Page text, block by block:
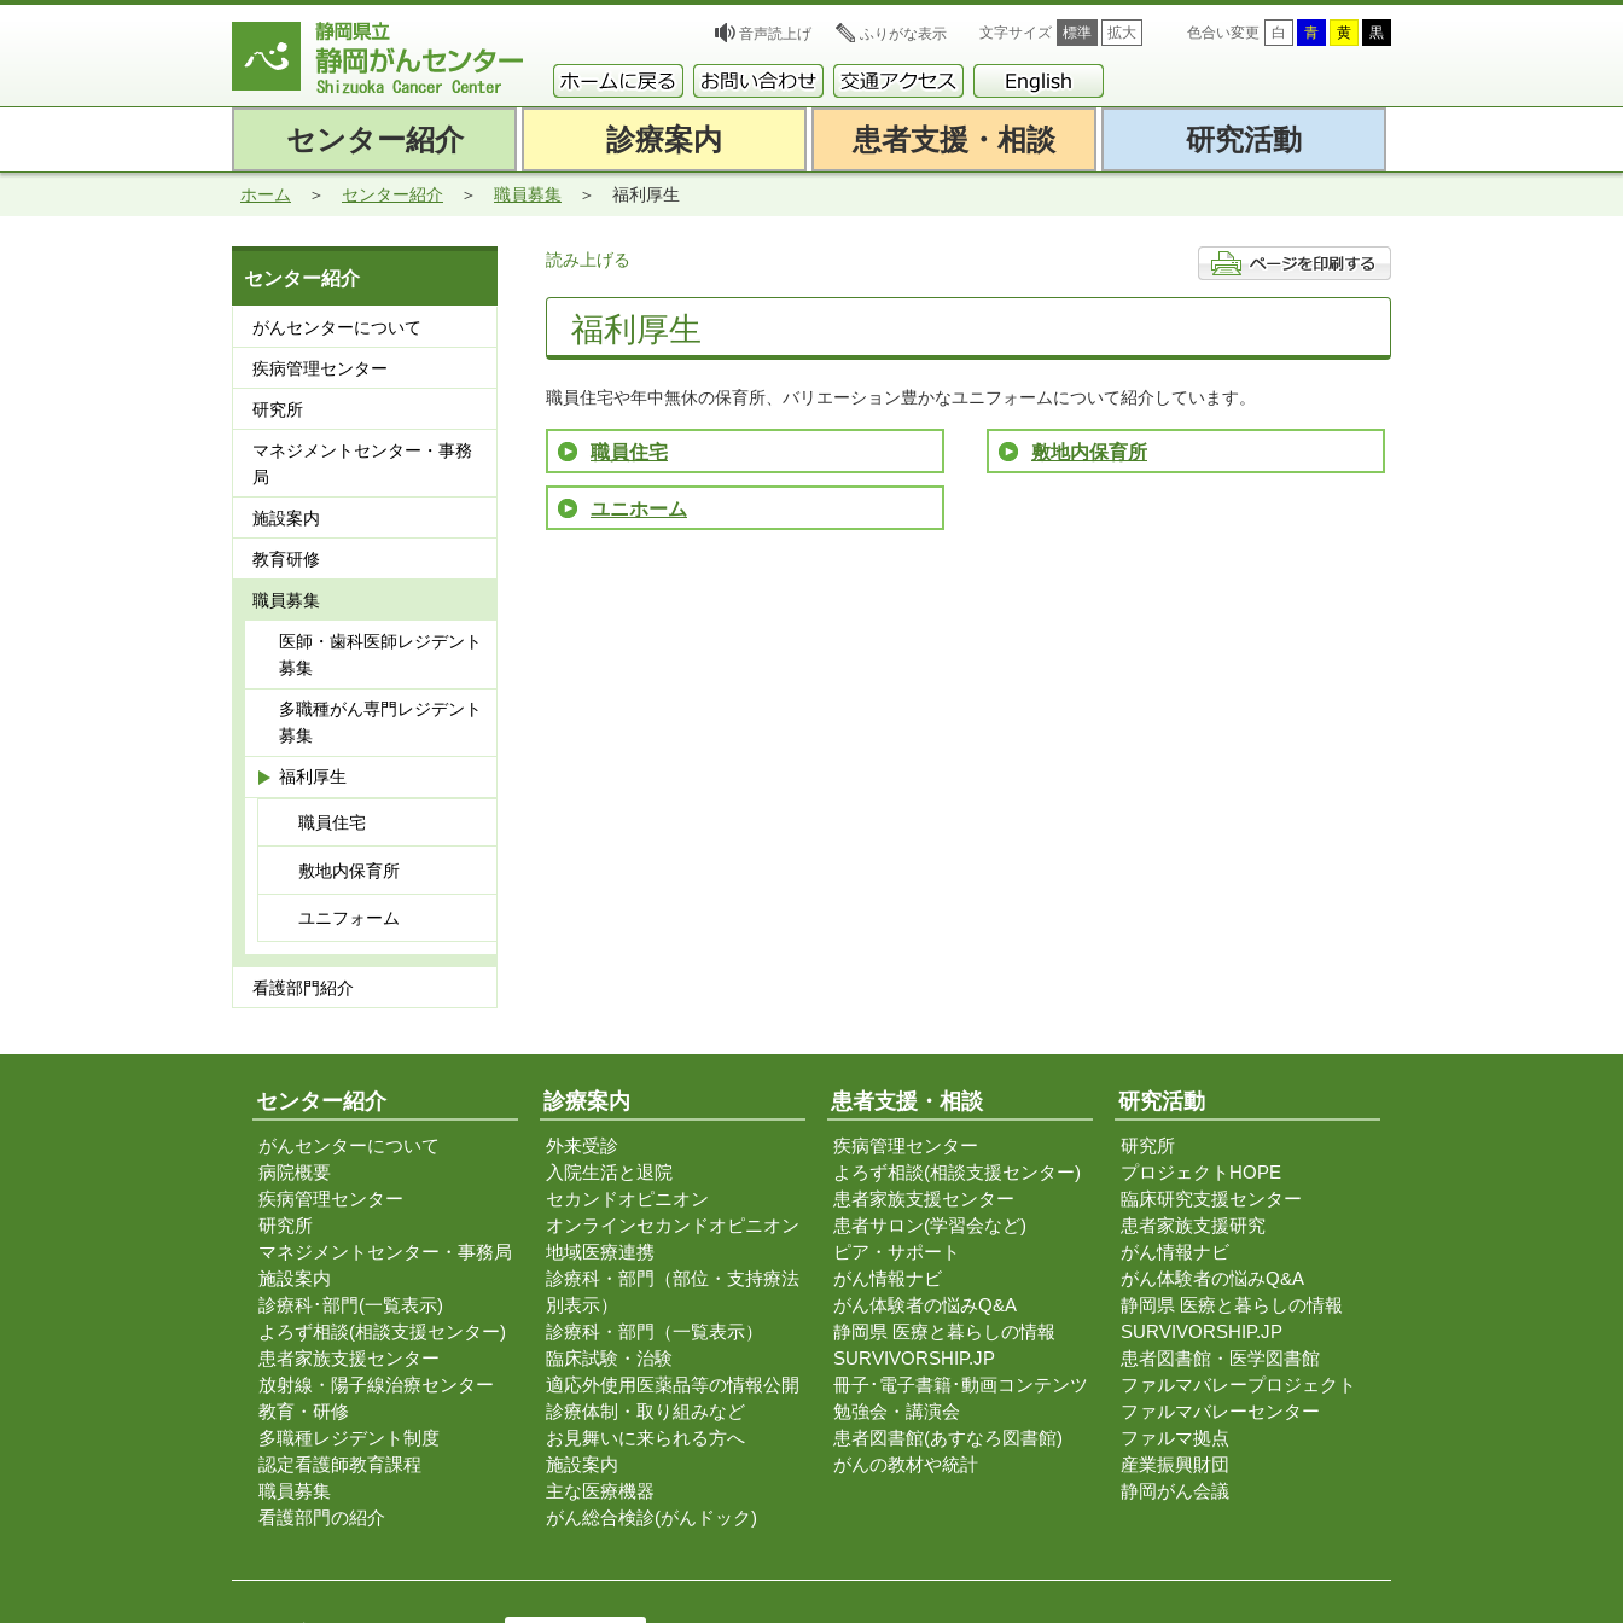
音声読上げ ふりがな表示 文字サイズ 標準 拡大 色合い変更 白 青 黄 黒
センター紹介 診療案内 患者支援・相談 研究活動
ホーム センター紹介 職員募集 福利厚生
読み上げる
福利厚生
職員住宅や年中無休の保育所、バリエーション豊かなユニフォームについて紹介しています。
職員住宅 敷地内保育所
ユニホーム
センター紹介
がんセンターについて
疾病管理センター
研究所
マネジメントセンター・事務
局
施設案内
教育研修
職員募集
医師・歯科医師レジデント
募集
多職種がん専門レジデント
募集
福利厚生
職員住宅
敷地内保育所
ユニフォーム
看護部門紹介
センター紹介
がんセンターについて
病院概要
疾病管理センター
研究所
マネジメントセンター・事務局
施設案内
診療科･部門(一覧表示)
よろず相談(相談支援センター)
患者家族支援センター
放射線・陽子線治療センター
教育・研修
多職種レジデント制度
認定看護師教育課程
職員募集
看護部門の紹介
診療案内
外来受診
入院生活と退院
セカンドオピニオン
オンラインセカンドオピニオン
地域医療連携
診療科・部門（部位・支持療法
別表示）
診療科・部門（一覧表示）
臨床試験・治験
適応外使用医薬品等の情報公開
診療体制・取り組みなど
お見舞いに来られる方へ
施設案内
主な医療機器
がん総合検診(がんドック)
患者支援・相談
疾病管理センター
よろず相談(相談支援センター)
患者家族支援センター
患者サロン(学習会など)
ピア・サポート
がん情報ナビ
がん体験者の悩みQ&A
静岡県 医療と暮らしの情報
SURVIVORSHIP.JP
冊子･電子書籍･動画コンテンツ
勉強会・講演会
患者図書館(あすなろ図書館)
がんの教材や統計
研究活動
研究所
プロジェクトHOPE
臨床研究支援センター
患者家族支援研究
がん情報ナビ
がん体験者の悩みQ&A
静岡県 医療と暮らしの情報
SURVIVORSHIP.JP
患者図書館・医学図書館
ファルマバレープロジェクト
ファルマバレーセンター
ファルマ拠点
産業振興財団
静岡がん会議